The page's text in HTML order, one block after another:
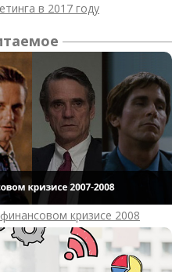
в 2017 году
кризисе 2008